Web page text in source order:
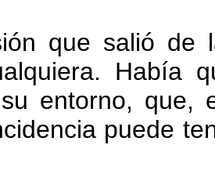
que salió de
Había
entorno, que,
puede